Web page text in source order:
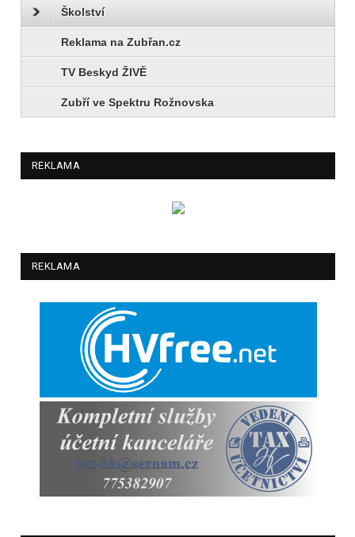
Školství
Reklama na Zubřan.cz
TV Beskyd ŽIVĚ
Zubří ve Spektru Rožnovska
REKLAMA
REKLAMA